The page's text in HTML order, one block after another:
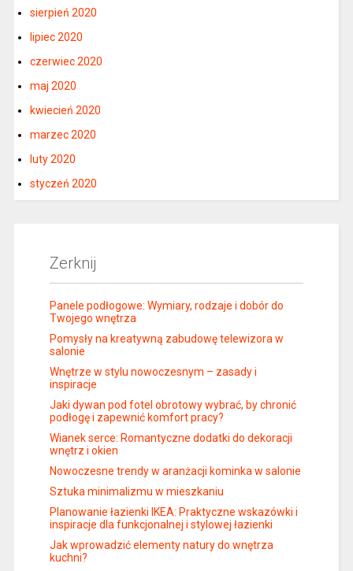
sierpień 2020
lipiec 2020
czerwiec 2020
maj 2020
kwiecień 2020
marzec 2020
luty 2020
styczeń 2020
Zerknij
Panele podłogowe: Wymiary, rodzaje i dobór do
Twojego wnętrza
Pomysły na kreatywną zabudowę telewizora w
salonie
Wnętrze w stylu nowoczesnym – zasady i
inspiracje
Jaki dywan pod fotel obrotowy wybrać, by chronić
podłogę i zapewnić komfort pracy?
Wianek serce: Romantyczne dodatki do dekoracji
wnętrz i okien
Nowoczesne trendy w aranżacji kominka w salonie
Sztuka minimalizmu w mieszkaniu
Planowanie łazienki IKEA: Praktyczne wskazówki i
inspiracje dla funkcjonalnej i stylowej łazienki
Jak wprowadzić elementy natury do wnętrza
kuchni?